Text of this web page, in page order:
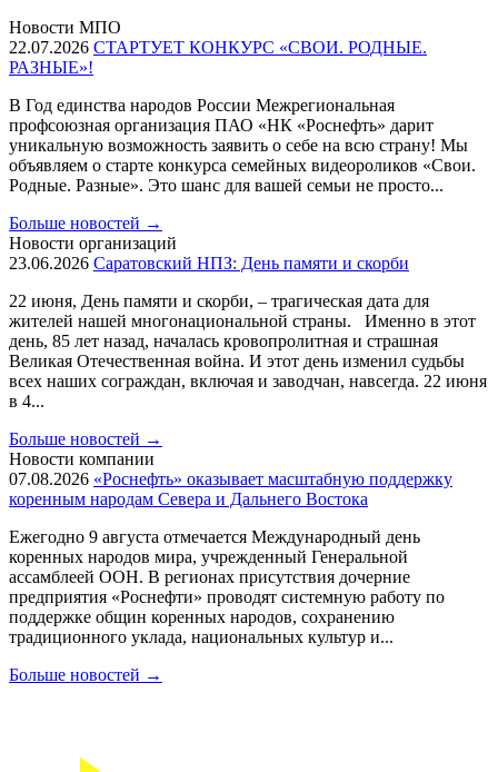
Новости МПО
22.07.2026 СТАРТУЕТ КОНКУРС «СВОИ. РОДНЫЕ.
РАЗНЫЕ»!
В Год единства народов России Межрегиональная
профсоюзная организация ПАО «НК «Роснефть» дарит
уникальную возможность заявить о себе на всю страну! Мы
объявляем о старте конкурса семейных видеороликов «Свои.
Родные. Разные». Это шанс для вашей семьи не просто...
Больше новостей →
Новости организаций
23.06.2026 Саратовский НПЗ: День памяти и скорби
22 июня, День памяти и скорби, – трагическая дата для
жителей нашей многонациональной страны. Именно в этот
день, 85 лет назад, началась кровопролитная и страшная
Великая Отечественная война. И этот день изменил судьбы
всех наших сограждан, включая и заводчан, навсегда. 22 июня
в 4...
Больше новостей →
Новости компании
07.08.2026 «Роснефть» оказывает масштабную поддержку
коренным народам Севера и Дальнего Востока
Ежегодно 9 августа отмечается Международный день
коренных народов мира, учрежденный Генеральной
ассамблеей ООН. В регионах присутствия дочерние
предприятия «Роснефти» проводят системную работу по
поддержке общин коренных народов, сохранению
традиционного уклада, национальных культур и...
Больше новостей →